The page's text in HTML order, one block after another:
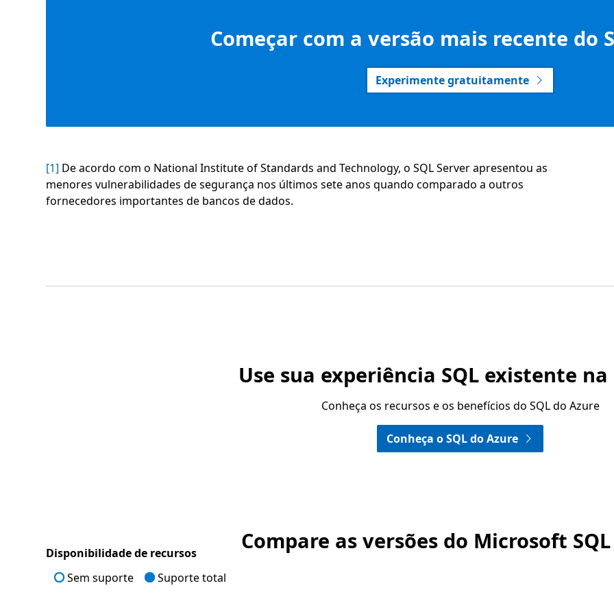
Começar com a versão mais recente do
Experimente gratuitamente
[1] De acordo com o National Institute of Standards and Technology, o SQL Server apresentou as
menores vulnerabilidades de segurança nos últimos sete anos quando comparado a outros
fornecedores importantes de bancos de dados.
Use sua experiência SQL existente
Conheça os recursos e os benefícios do SQL do Azure
Conheça o SQL do Azure
Compare as versões do Microsoft
Disponibilidade de recursos
Sem suporte
Suporte total